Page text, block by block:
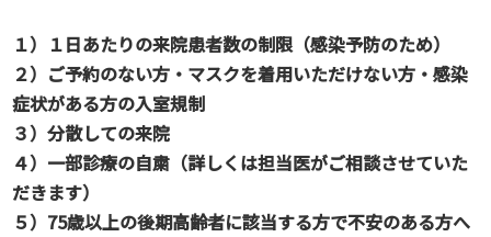
１）１日あたりの来院患者数の制限（感染予防のため）
２）ご予約のない方・マスクを着用いただけない方・感染
症状がある方の入室規制
３）分散しての来院
４）一部診療の自粛（詳しくは担当医がご相談させていた
だきます）
５）75歳以上の後期高齢者に該当する方で不安のある方へ